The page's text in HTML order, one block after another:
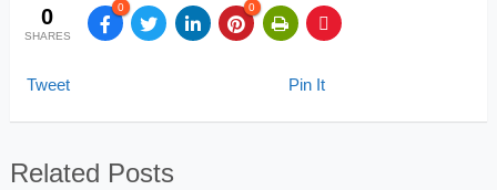
0
SHARES
0 0
Tweet Pin It
Related Posts